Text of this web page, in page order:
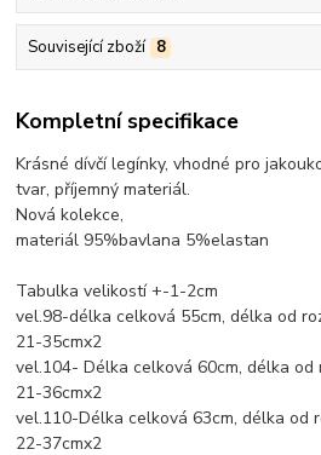
Související zboží 8
Kompletní specifikace
Krásné dívčí legínky, vhodné pro
tvar, příjemný materiál.
Nová kolekce,
materiál 95%bavlana 5%elastan
Tabulka velikostí +-1-2cm
vel.98-délka celková 55cm, délka od
21-35cmx2
vel.104- Délka celková 60cm, délka od
21-36cmx2
vel.110-Délka celková 63cm, délka od
22-37cmx2